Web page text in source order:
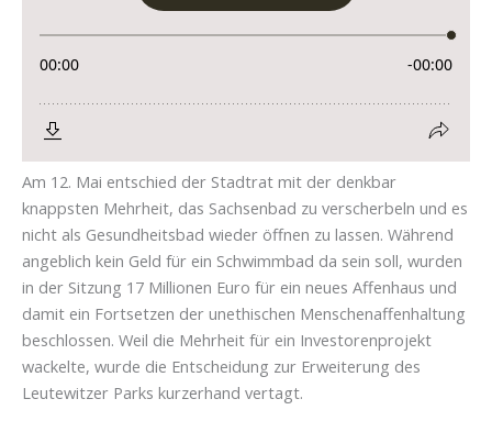
Am 12. Mai entschied der Stadtrat mit der denkbar
knappsten Mehrheit, das Sachsenbad zu verscherbeln und es
nicht als Gesundheitsbad wieder öffnen zu lassen. Während
angeblich kein Geld für ein Schwimmbad da sein soll, wurden
in der Sitzung 17 Millionen Euro für ein neues Affenhaus und
damit ein Fortsetzen der unethischen Menschenaffenhaltung
beschlossen. Weil die Mehrheit für ein Investorenprojekt
wackelte, wurde die Entscheidung zur Erweiterung des
Leutewitzer Parks kurzerhand vertagt.